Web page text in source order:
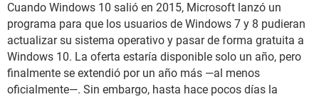
Cuando Windows 10 salió en 2015, Microsoft lanzó un
programa para que los usuarios de Windows 7 y 8 pudieran
actualizar su sistema operativo y pasar de forma gratuita a
Windows 10. La oferta estaría disponible solo un año, pero
finalmente se extendió por un año más —al menos
oficialmente—. Sin embargo, hasta hace pocos días la